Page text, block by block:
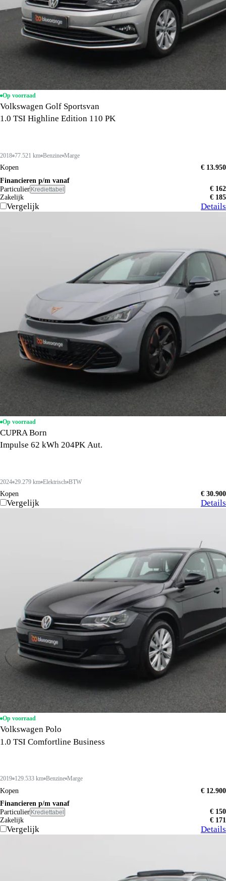
Op voorraad
Volkswagen Golf Sportsvan
1.0 TSI Highline Edition 110 PK
2018 77.521 km Benzine Marge
Kopen
€ 13.950
Financieren p/m vanaf
Particulier Krediettabel
€ 162
Zakelijk
€ 185
Vergelijk Details
Op voorraad
CUPRA Born
Impulse 62 kWh 204PK Aut.
2024 29.279 km Elektrisch BTW
Kopen € 30.900
Vergelijk Details
Op voorraad
Volkswagen Polo
1.0 TSI Comfortline Business
2019 129.533 km Benzine Marge
Kopen
€ 12.900
Financieren p/m vanaf
Particulier Krediettabel
€ 150
Zakelijk
€ 171
Vergelijk Details